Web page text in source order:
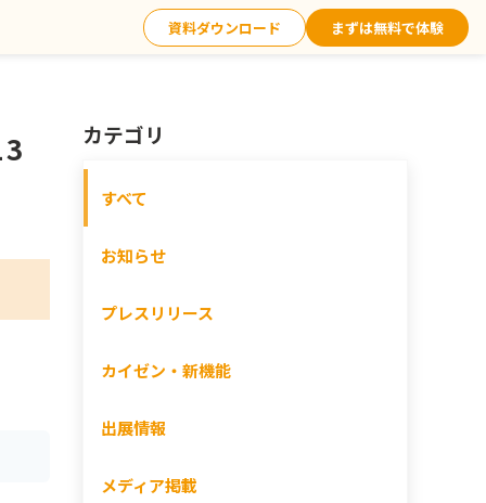
資料ダウンロード まずは無料で体験
カテゴリ
すべて
お知らせ
プレスリリース
カイゼン・新機能
出展情報
メディア掲載